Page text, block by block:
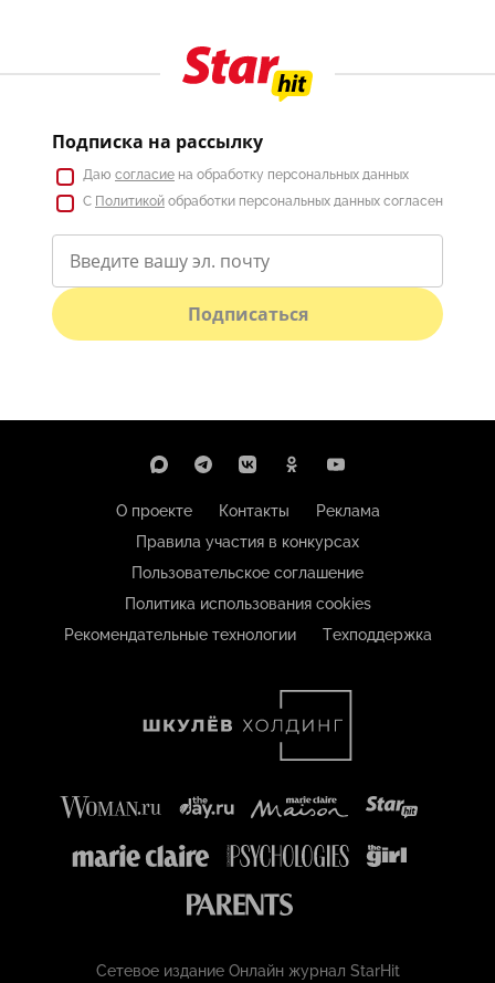
Подписка на рассылку
Даю согласие на обработку персональных данных
С Политикой обработки персональных данных согласен
Подписаться
О проекте Контакты
Реклама
Правила участия в конкурсах
Пользовательское соглашение
Политика использования cookies
Рекомендательные технологии
Техподдержка
Сетевое издание Онлайн журнал StarHit